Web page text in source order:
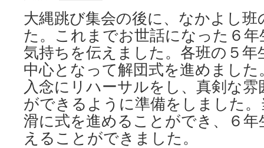
大縄跳び集会の後に、なかよし
た。これまでお世話になった６
気持ちを伝えました。各班の５年
中心となって解団式を進めまし
入念にリハーサルをし、真剣な
ができるように準備をしました
滑に式を進めることができ、６
えることができました。